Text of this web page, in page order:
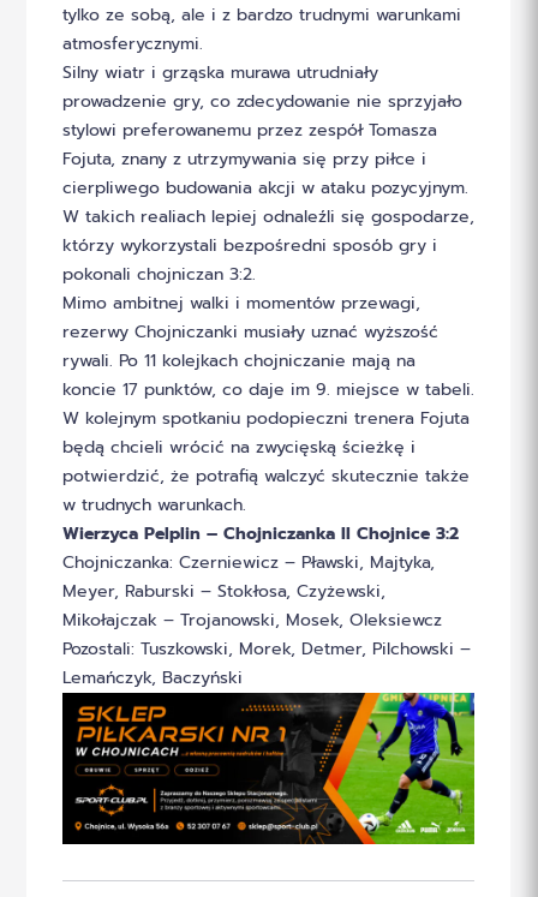
tylko ze sobą, ale i z bardzo trudnymi warunkami
atmosferycznymi.
Silny wiatr i grząska murawa utrudniały
prowadzenie gry, co zdecydowanie nie sprzyjało
stylowi preferowanemu przez zespół Tomasza
Fojuta, znany z utrzymywania się przy piłce i
cierpliwego budowania akcji w ataku pozycyjnym.
W takich realiach lepiej odnaleźli się gospodarze,
którzy wykorzystali bezpośredni sposób gry i
pokonali chojniczan 3:2.
Mimo ambitnej walki i momentów przewagi,
rezerwy Chojniczanki musiały uznać wyższość
rywali. Po 11 kolejkach chojniczanie mają na
koncie 17 punktów, co daje im 9. miejsce w tabeli.
W kolejnym spotkaniu podopieczni trenera Fojuta
będą chcieli wrócić na zwycięską ścieżkę i
potwierdzić, że potrafią walczyć skutecznie także
w trudnych warunkach.
Wierzyca Pelplin – Chojniczanka II Chojnice 3:2
Chojniczanka: Czerniewicz – Pławski, Majtyka,
Meyer, Raburski – Stokłosa, Czyżewski,
Mikołajczak – Trojanowski, Mosek, Oleksiewcz
Pozostali: Tuszkowski, Morek, Detmer, Pilchowski –
Lemańczyk, Baczyński